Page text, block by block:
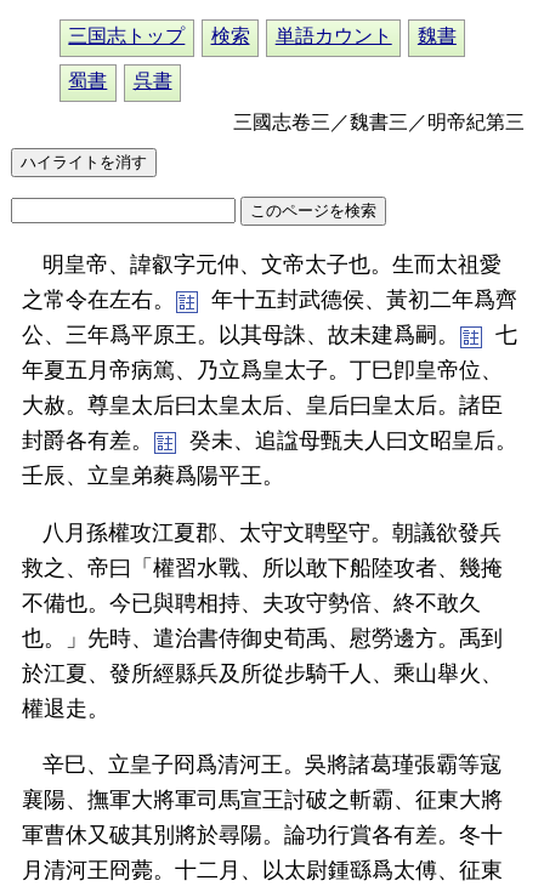
三國志卷三／魏書三／明帝紀第三
三国志トップ 検索 単語カウント 魏書
蜀書 呉書
明皇帝、諱叡字元仲、文帝太子也。生而太祖愛
之常令在左右。
年十五封武德侯、黃初二年爲齊
公、三年爲平原王。以其母誅、故未建爲嗣。
七
年夏五月帝病篤、乃立爲皇太子。丁巳卽皇帝位、
大赦。尊皇太后曰太皇太后、皇后曰皇太后。諸臣
封爵各有差。
癸未、追諡母甄夫人曰文昭皇后。
壬辰、立皇弟蕤爲陽平王。
八月孫權攻江夏郡、太守文聘堅守。朝議欲發兵
救之、帝曰「權習水戰、所以敢下船陸攻者、幾掩
不備也。今已與聘相持、夫攻守勢倍、終不敢久
也。」先時、遣治書侍御史荀禹、慰勞邊方。禹到
於江夏、發所經縣兵及所從步騎千人、乘山舉火、
權退走。
辛巳、立皇子冏爲清河王。吳將諸葛瑾張霸等寇
襄陽、撫軍大將軍司馬宣王討破之斬霸、征東大將
軍曹休又破其別將於尋陽。論功行賞各有差。冬十
月清河王冏薨。十二月、以太尉鍾繇爲太傅、征東